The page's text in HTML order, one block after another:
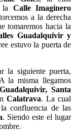
la Calle Imaginero
a la derecha
tomaremos hacia la
Guadalquivir y
estuvo la puerta de
la siguiente puerta,
la misma llegamos
Guadalquivir, Santa
Calatrava. La cual
confluencia de las
. Siendo este el lugar